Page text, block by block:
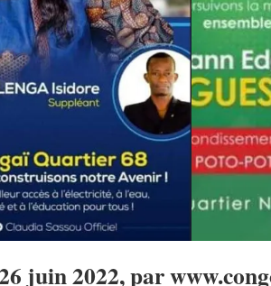
juin 2022, par